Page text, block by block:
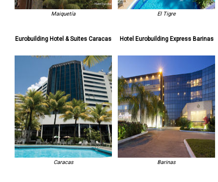
Maiquetía El Tigre
Hotel Eurobuilding Express Barinas
Barinas
Eurobuilding Hotel & Suites Caracas
Caracas